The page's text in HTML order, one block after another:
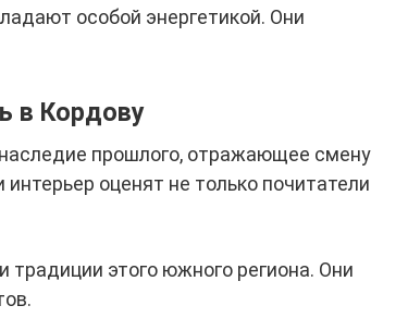
особой энергетикой. Они
в Кордову
прошлого, отражающее смену
интерьер оценят не только почитатели
этого южного региона. Они